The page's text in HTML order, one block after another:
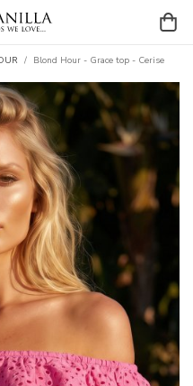
/ Blond Hour - Grace top - Cerise